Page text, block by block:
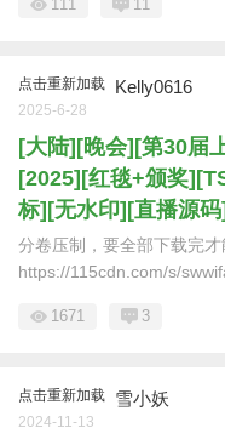
111 11
点击重新加载 Kelly0616
2025-6-28
[大陆][晚会][第30届
[2025][红毯+颁奖
标][无水印][直播源码]
分卷压制，要全部下载完才
https://115cdn.com/s/
1671 3
点击重新加载 雪小妖
2024-11-13